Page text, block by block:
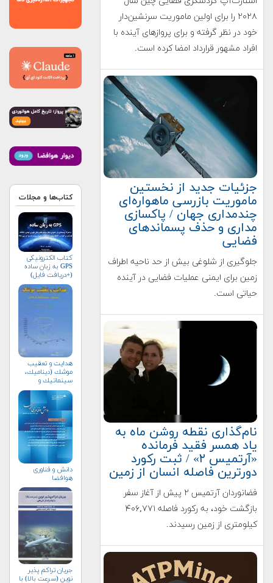
۲۰۲۸ را برای اولین ماموریت سرنشین‌دار
خود در نظر گرفته و برای پروازهای آینده با
افراد مشهور قرارداد امضا کرده است.
جزئیات جدید از نخستین
ماموریت بازرسی ماهواره‌ای
چندمداری جهان / پاکسازی
مداری و حذف پسماندهای
فضایی
جلوگیری از شلوغی بیش از حد ناحیه اطراف
زمین برای ایمنی عملیات فضایی در آینده
حیاتی است.
نام‌گذاری نقطه روشن ماه به
یاد همسر فقید فرمانده
«آرتمیس ۲» / ثبت رکورد
دورترین فاصله انسان از زمین
فضانوردان آرتمیس ۲ پیش از آغاز سفر
بازگشت خود، به رکورد فاصله ۴۰۶,۷۷۱
کیلومتری از زمین رسیدند.
کتاب‌ها و مجلات
کتاب الکترونیکی
GPS به زبان ساده
(+دریافت فایل)
هدايت و تعقيب
موشك (ديناميك،
سينماتيك و
كنترل)
دانش و فناوری
هوافضا
جریان تراکم پذیر
نوین (سرعت بالا) با